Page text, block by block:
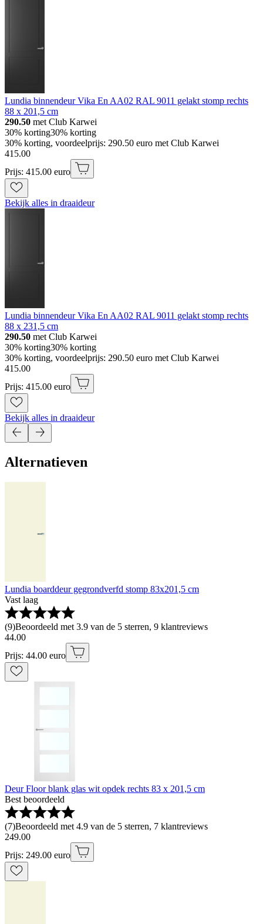
Lundia binnendeur Vika En AA02 RAL 9011 gelakt stomp rechts
88 x 201,5 cm
290.50 met Club Karwei
30% korting30% korting
30% korting, voordeelprijs: 290.50 euro met Club Karwei
415.00
Prijs: 415.00 euro
Bekijk alles in draaideur
Lundia binnendeur Vika En AA02 RAL 9011 gelakt stomp rechts
88 x 231,5 cm
290.50 met Club Karwei
30% korting30% korting
30% korting, voordeelprijs: 290.50 euro met Club Karwei
415.00
Prijs: 415.00 euro
Bekijk alles in draaideur
Alternatieven
Lundia boarddeur gegrondverfd stomp 83x201,5 cm
Vast laag
(9)Beoordeeld met 3.9 van de 5 sterren, 9 klantreviews
44.00
Prijs: 44.00 euro
Deur Floor blank glas wit opdek rechts 83 x 201,5 cm
Best beoordeeld
(7)Beoordeeld met 4.9 van de 5 sterren, 7 klantreviews
249.00
Prijs: 249.00 euro